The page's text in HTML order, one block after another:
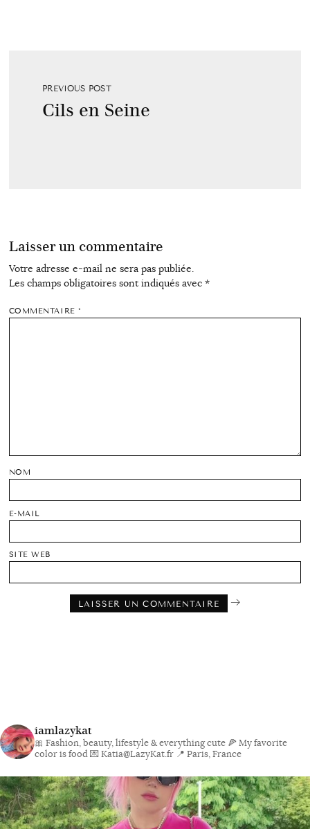
PREVIOUS POST
Cils en Seine
Laisser un commentaire
Votre adresse e-mail ne sera pas publiée.
Les champs obligatoires sont indiqués avec *
COMMENTAIRE*
NOM
E-MAIL
SITE WEB
iamlazykat
🎀 Fashion, beauty, lifestyle & everything cute 🍕 My favorite
color is food💌 Katia@LazyKat.fr 📍 Paris, France